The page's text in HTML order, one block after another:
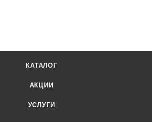
КАТАЛОГ
АКЦИИ
УСЛУГИ